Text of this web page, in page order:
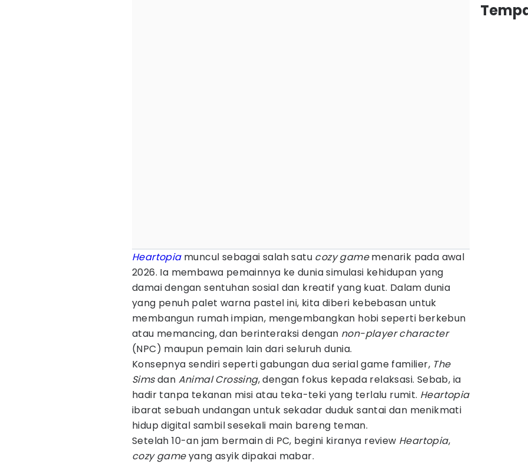
Heartopiamuncul sebagai salah satu cozy gamemenarik pada awal
2026. Ia membawa pemainnya ke dunia simulasi kehidupan yang
damai dengan sentuhan sosial dan kreatif yang kuat. Dalam dunia
yang penuh palet warna pastel ini, kita diberi kebebasan untuk
membangun rumah impian, mengembangkan hobi seperti berkebun
atau memancing, dan berinteraksi dengan non-player character
(NPC) maupun pemain lain dari seluruh dunia.
Konsepnya sendiri seperti gabungan dua serial game familier, The
Simsdan Animal Crossing, dengan fokus kepada relaksasi. Sebab, ia
hadir tanpa tekanan misi atau teka-teki yang terlalu rumit. Heartopia
ibarat sebuah undangan untuk sekadar duduk santai dan menikmati
hidup digital sambil sesekali main bareng teman.
Setelah 10-an jam bermain di PC, begini kiranya review Heartopia,
cozy gameyang asyik dipakai mabar.